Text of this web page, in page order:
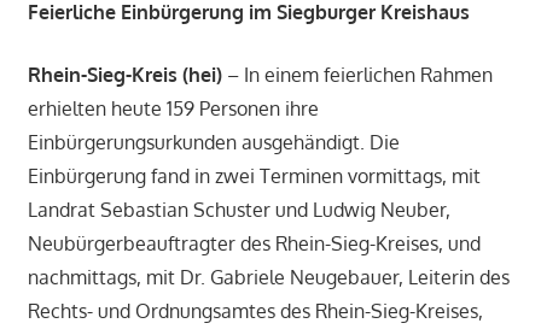
Feierliche Einbürgerung im Siegburger Kreishaus
Rhein-Sieg-Kreis (hei)– In einem feierlichen Rahmen
erhielten heute 159 Personen ihre
Einbürgerungsurkunden ausgehändigt. Die
Einbürgerung fand in zwei Terminen vormittags, mit
Landrat Sebastian Schuster und Ludwig Neuber,
Neubürgerbeauftragter des Rhein-Sieg-Kreises, und
nachmittags, mit Dr. Gabriele Neugebauer, Leiterin des
Rechts- und Ordnungsamtes des Rhein-Sieg-Kreises,